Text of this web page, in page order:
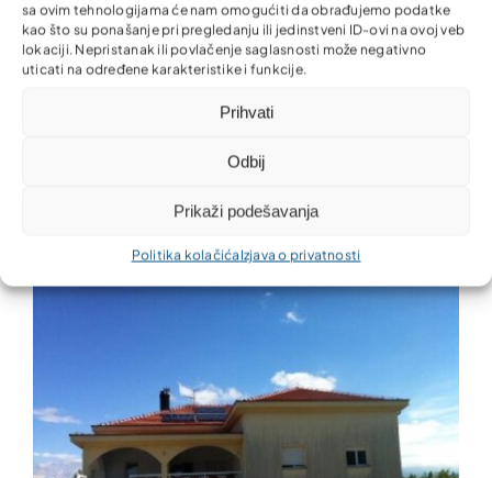
sa ovim tehnologijama će nam omogućiti da obrađujemo podatke
kao što su ponašanje pri pregledanju ili jedinstveni ID-ovi na ovoj veb
lokaciji. Nepristanak ili povlačenje saglasnosti može negativno
uticati na određene karakteristike i funkcije.
Prihvati
Odbij
Prikaži podešavanja
Politika kolačića Izjava o privatnosti